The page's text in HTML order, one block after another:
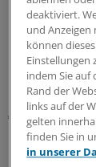
überhaupt
überhaupt
haben.
Lesen Sie
deaktiviert.
und Anzeigen
können
Einstellungen
indem Sie
Rand der
links auf der
gelten
finden Sie in
in unserer